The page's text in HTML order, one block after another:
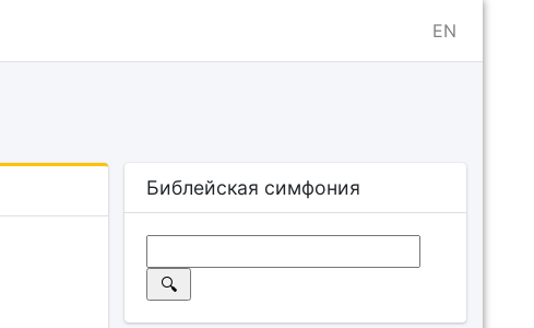
EN
Библейская симфония